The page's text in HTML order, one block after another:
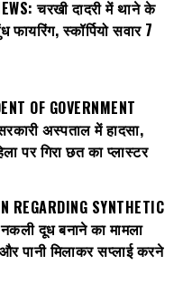
चरखी दादरी में थाने के
स्कॉर्पियो सवार 7
OF GOVERNMENT
अस्पताल में हादसा,
पर गिरा छत का प्लास्टर
REGARDING SYNTHETIC
दूध बनाने का मामला
पानी मिलाकर सप्लाई करने